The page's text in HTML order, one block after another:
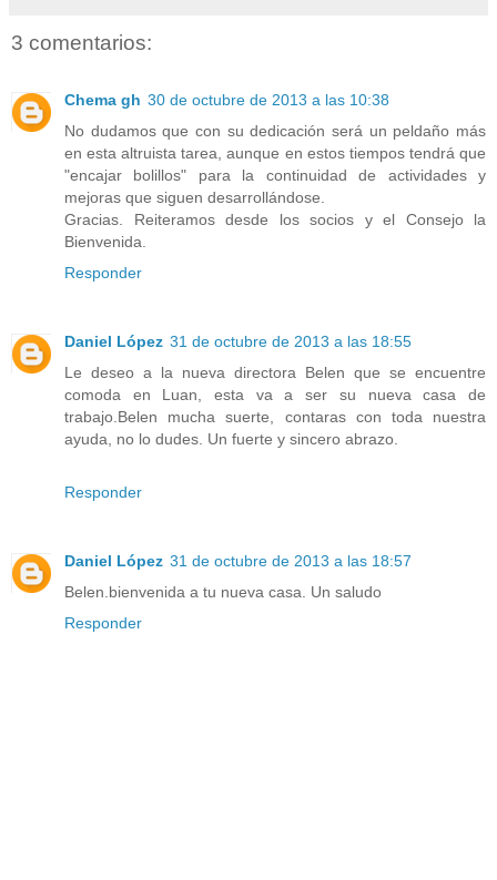
3 comentarios:
Chema gh 30 de octubre de 2013 a las 10:38
No dudamos que con su dedicación será un peldaño más
en esta altruista tarea, aunque en estos tiempos tendrá que
"encajar bolillos" para la continuidad de actividades y
mejoras que siguen desarrollándose.
Gracias. Reiteramos desde los socios y el Consejo la
Bienvenida.
Responder
Daniel López 31 de octubre de 2013 a las 18:55
Le deseo a la nueva directora Belen que se encuentre
comoda en Luan, esta va a ser su nueva casa de
trabajo.Belen mucha suerte, contaras con toda nuestra
ayuda, no lo dudes. Un fuerte y sincero abrazo.
Responder
Daniel López 31 de octubre de 2013 a las 18:57
Belen.bienvenida a tu nueva casa. Un saludo
Responder